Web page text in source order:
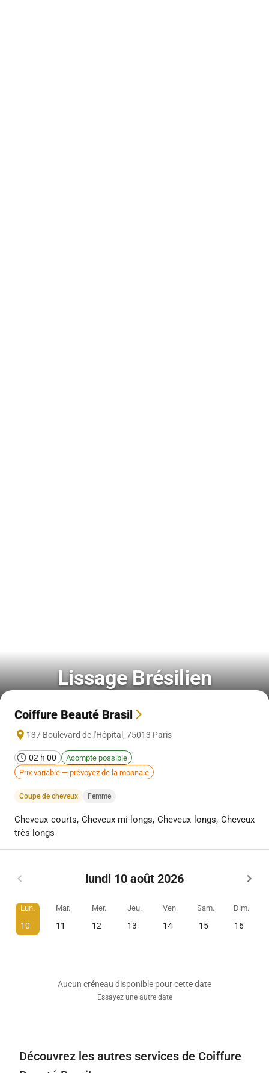
Lissage Brésilien
Coiffure Beauté Brasil
137 Boulevard de l'Hôpital, 75013 Paris
02 h 00
Acompte possible
Prix variable — prévoyez de la monnaie
Coupe de cheveux Femme
Cheveux courts, Cheveux mi-longs, Cheveux longs, Cheveux
très longs
lundi 10 août 2026
Lun.
10
Mar.
11
Mer.
12
Jeu.
13
Ven.
14
Sam.
15
Dim.
16
Aucun créneau disponible pour cette date
Essayez une autre date
Découvrez les autres services de Coiffure